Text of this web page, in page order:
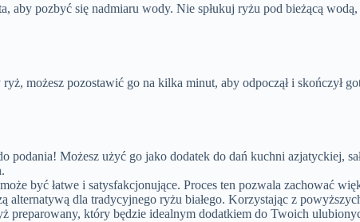
aby pozbyć się nadmiaru wody. Nie spłukuj ryżu pod bieżącą
możesz pozostawić go na kilka minut, aby odpoczął i skończył
Możesz użyć go jako dodatek do dań kuchni azjatyckiej,
być łatwe i satysfakcjonujące. Proces ten pozwala zachować
alternatywą dla tradycyjnego ryżu białego. Korzystając z
preparowany, który będzie idealnym dodatkiem do Twoich